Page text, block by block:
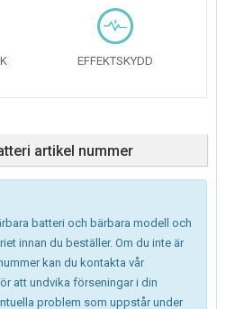
EFFEKTSKYDD
artikel nummer
batteri och bärbara modell och
innan du beställer. Om du inte är
kan du kontakta vår
att undvika förseningar i din
problem som uppstår under